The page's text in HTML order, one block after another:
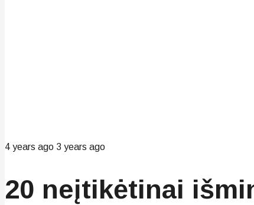
4 years ago 3 years ago
20 neįtikėtinai